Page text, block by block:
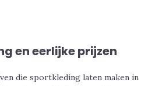
en eerlijke prijzen
die sportkleding laten maken in